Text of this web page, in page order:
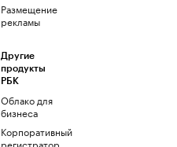
Размещение
рекламы
Другие
продукты
РБК
Облако для
бизнеса
Корпоративный
регистратор